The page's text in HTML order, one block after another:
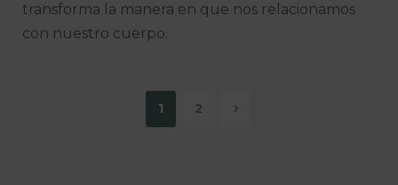
transforma la manera en que nos relacionamos
con nuestro cuerpo.
1 2